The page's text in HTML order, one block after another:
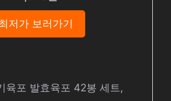
저가 보러가기
육포 발효육포 42봉 세트,